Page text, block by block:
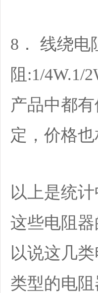
8． 线绕电
阻:1/4W.1/
产品中都
定，价格也
以上是统
这些电阻
以说这几
类型的电